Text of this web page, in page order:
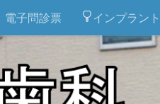
電子問診票 インプラント